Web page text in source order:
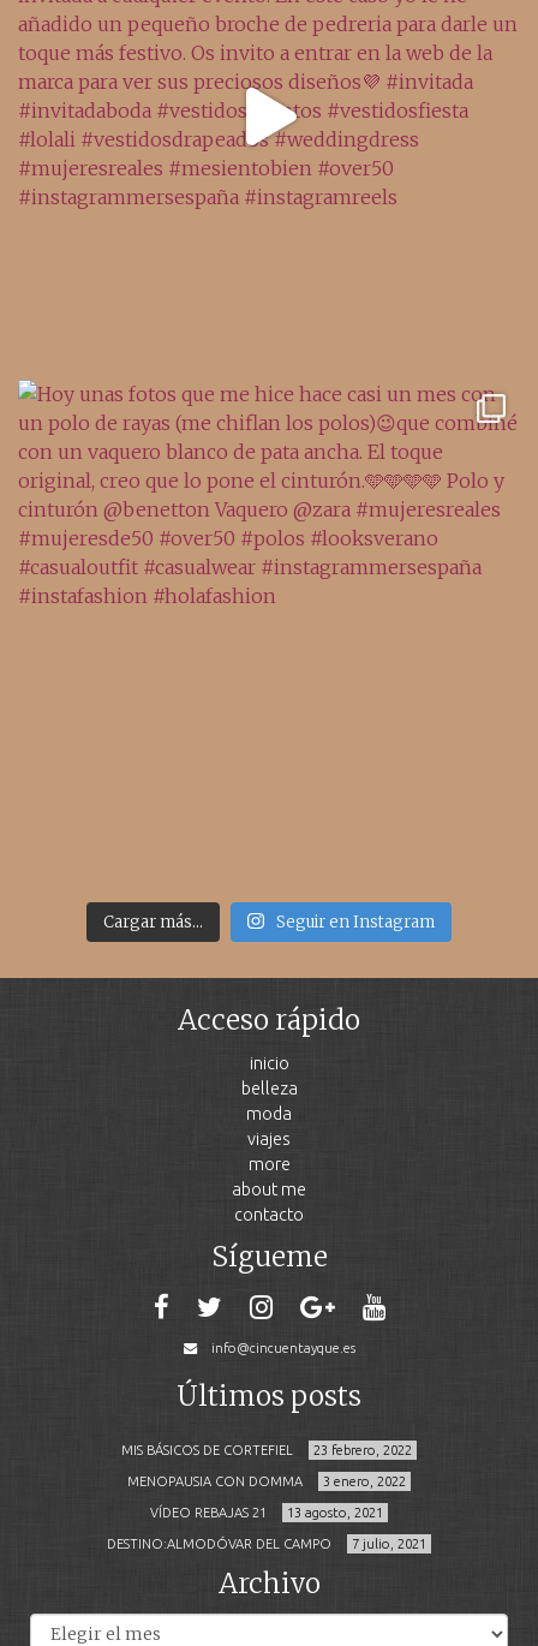
Cargar más... Seguir en Instagram
Acceso rápido
inicio
belleza
moda
viajes
more
about me
contacto
Sígueme
info@cincuentayque.es
Últimos posts
MIS BÁSICOS DE CORTEFIEL 23 febrero, 2022
MENOPAUSIA CON DOMMA 3 enero, 2022
VÍDEO REBAJAS 21 13 agosto, 2021
DESTINO:ALMODÓVAR DEL CAMPO 7 julio, 2021
Archivo